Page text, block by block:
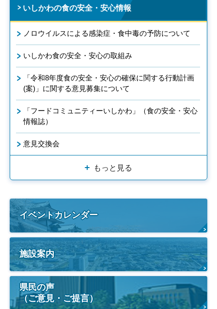
いしかわの食の安全・安心情報
ノロウイルスによる感染症・食中毒の予防について
いしかわ食の安全・安心の取組み
「令和8年度食の安全・安心の確保に関する行動計画
(案)」に関する意見募集について
「フードコミュニティーいしかわ」（食の安全・安心
情報誌）
意見交換会
もっと見る
イベントカレンダー
施設案内
県民の声
（ご意見・ご提言）